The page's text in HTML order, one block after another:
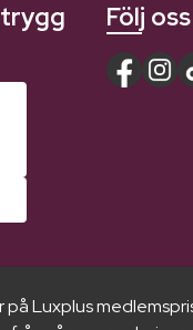
Följ oss
på Luxplus